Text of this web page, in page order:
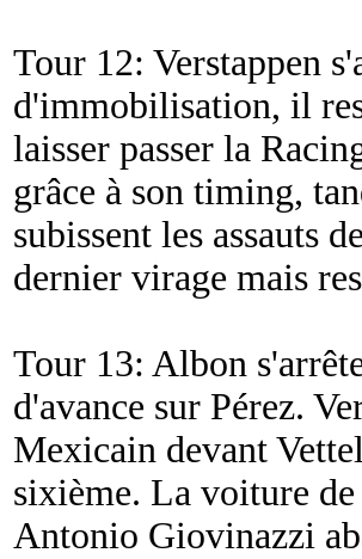
Tour 12: Verstappen
d'immobilisation, il
laisser passer la
grâce à son timing,
subissent les assauts
dernier virage mais
Tour 13: Albon
d'avance sur Pérez.
Mexicain devant
sixième. La voiture
Antonio Giovinazzi